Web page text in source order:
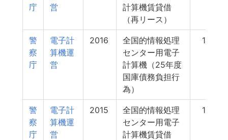
庁 営
計算機賃貸借
（再リース）
警
察
庁
電子計
算機運
営
2016
全国的情報処理
センター用電子
計算機（25年度
国庫債務負担行
為）
1,801
警
察
庁
電子計
算機運
営
2015
全国的情報処理
センター用電子
計算機賃貸借
1,801